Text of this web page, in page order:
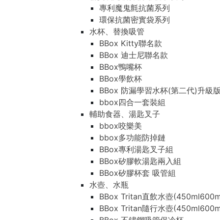
專利魔鬼氈抗菌系列
環保抗菌密實袋系列
水杯、替換吸管
BBox Kitty聯名款
BBox 迪士尼聯名款
BBox鴨嘴杯
BBox學飲杯
BBox 防漏學習水杯(第二代)升級版
bbox四合一套裝組
輔助食器、湯匙叉子
bbox咬樂美
bbox多功能防掉鏈
BBox專利湯匙叉子組
BBox矽膠軟湯匙兩入組
BBox矽膠杯套 吸管組
水壺、水瓶
BBox Tritan直飲水壺
BBox Tritan隨行水壺